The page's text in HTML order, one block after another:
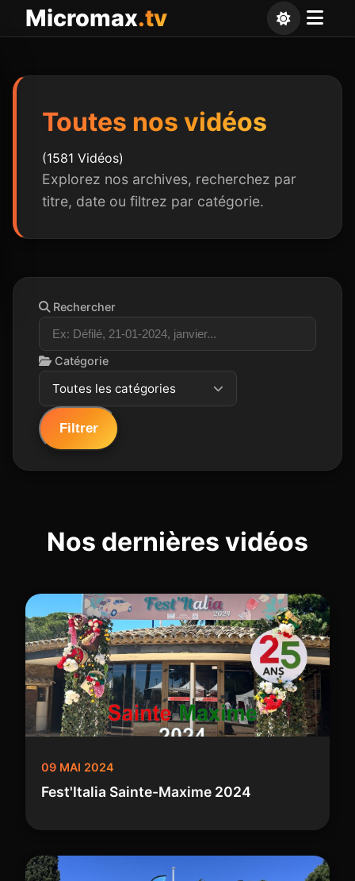
Micromax.tv
Toutes nos vidéos
(1581 Vidéos)
Explorez nos archives, recherchez par
titre, date ou filtrez par catégorie.
Rechercher
Catégorie
Toutes les catégories
Filtrer
Nos dernières vidéos
09 MAI 2024
Fest'Italia Sainte-Maxime 2024
Panneau de gestion des cookies